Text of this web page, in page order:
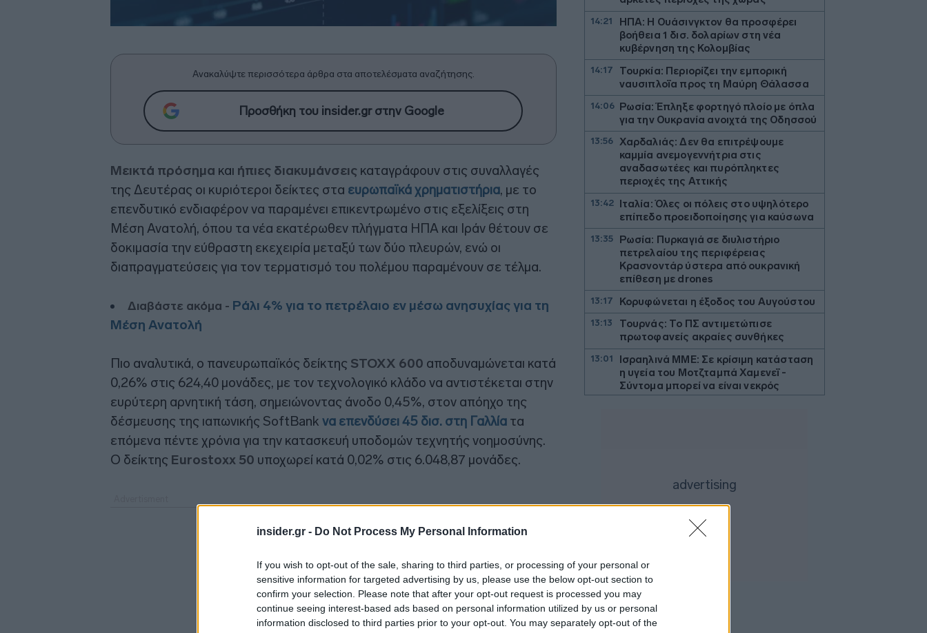
insider.gr - Do Not Process My Personal Information
If you wish to opt-out of the sale, sharing to third parties, or processing of your personal or
sensitive information for targeted advertising by us, please use the below opt-out section to
confirm your selection. Please note that after your opt-out request is processed you may
continue seeing interest-based ads based on personal information utilized by us or personal
information disclosed to third parties prior to your opt-out. You may separately opt-out of the
Ανακαλύψτε περισσότερα άρθρα στα αποτελέσματα αναζήτησης.
Προσθήκη του insider.gr στην Google
Μεικτά πρόσημα και ήπιες διακυμάνσεις καταγράφουν στις συναλλαγές
της Δευτέρας οι κυριότεροι δείκτες στα ευρωπαϊκά χρηματιστήρια, με το
επενδυτικό ενδιαφέρον να παραμένει επικεντρωμένο στις εξελίξεις στη
Μέση Ανατολή, όπου τα νέα εκατέρωθεν πλήγματα ΗΠΑ και Ιράν θέτουν σε
δοκιμασία την εύθραστη εκεχειρία μεταξύ των δύο πλευρών, ενώ οι
διαπραγματεύσεις για τον τερματισμό του πολέμου παραμένουν σε τέλμα.
Διαβάστε ακόμα - Ράλι 4% για το πετρέλαιο εν μέσω ανησυχίας για τη
Μέση Ανατολή
Πιο αναλυτικά, ο πανευρωπαϊκός δείκτης STOXX 600 αποδυναμώνεται κατά
0,26% στις 624,40 μονάδες, με τον τεχνολογικό κλάδο να αντιστέκεται στην
ευρύτερη αρνητική τάση, σημειώνοντας άνοδο 0,45%, στον απόηχο της
δέσμευσης της ιαπωνικής SoftBank να επενδύσει 45 δισ. στη Γαλλία τα
επόμενα πέντε χρόνια για την κατασκευή υποδομών τεχνητής νοημοσύνης.
Ο δείκτης Eurostoxx 50 υποχωρεί κατά 0,02% στις 6.048,87 μονάδες.
14:21
ΗΠΑ: Η Ουάσινγκτον θα προσφέρει
βοήθεια 1 δισ. δολαρίων στη νέα
κυβέρνηση της Κολομβίας
14:17
Τουρκία: Περιορίζει την εμπορική
ναυσιπλοΐα προς τη Μαύρη Θάλασσα
14:06 Ρωσία: Έπληξε φορτηγό πλοίο με όπλα
για την Ουκρανία ανοιχτά της Οδησσού
13:56
Χαρδαλιάς: Δεν θα επιτρέψουμε
καμμία ανεμογεννήτρια στις
αναδασωτέες και πυρόπληκτες
περιοχές της Αττικής
13:42
Ιταλία: Όλες οι πόλεις στο υψηλότερο
επίπεδο προειδοποίησης για καύσωνα
13:35
Ρωσία: Πυρκαγιά σε διυλιστήριο
πετρελαίου της περιφέρειας
Κρασνοντάρ ύστερα από ουκρανική
επίθεση με drones
13:17 Κορυφώνεται η έξοδος του Αυγούστου
13:13
Τουρνάς: Το ΠΣ αντιμετώπισε
πρωτοφανείς ακραίες συνθήκες
13:01
Ισραηλινά ΜΜΕ: Σε κρίσιμη κατάσταση
η υγεία του Μοτζταμπά Χαμενεΐ -
Σύντομα μπορεί να είναι νεκρός
βρέθηκε στα όρια της κατάρρευσης
12:23 ΙΣΑ: Ζητά άμεση αναστολή της
υποχρεωτικής καταχώρισης
αποτελεσμάτων στο Ψηφιακό
12:16
Η ακραία ζέστη δημιουργεί μια νέα
κλιματική πραγματικότητα
12:03
BP: Μια πώληση της καθιστά
Αμερικανό επενδυτή τον δεύτερο
μεγαλύτερο διυλιστή πετρελαίου της